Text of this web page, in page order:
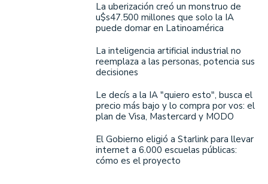
La uberización creó un monstruo de
u$s47.500 millones que solo la IA
puede domar en Latinoamérica
La inteligencia artificial industrial no
reemplaza a las personas, potencia sus
decisiones
Le decís a la IA "quiero esto", busca el
precio más bajo y lo compra por vos: el
plan de Visa, Mastercard y MODO
El Gobierno eligió a Starlink para llevar
internet a 6.000 escuelas públicas:
cómo es el proyecto